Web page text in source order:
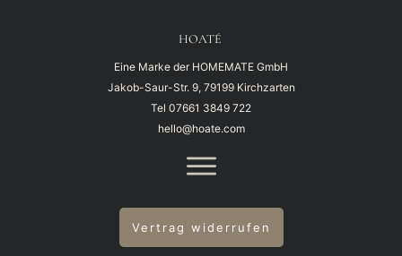
HOATÉ
Eine Marke der HOMEMATE GmbH
Jakob-Saur-Str. 9, 79199 Kirchzarten
Tel 07661 3849 722
hello@hoate.com
Vertrag widerrufen